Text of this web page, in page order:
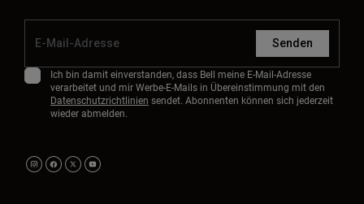
Senden
Ich bin damit einverstanden, dass Bell meine E-Mail-Adresse
verarbeitet und mir Werbe-E-Mails in Übereinstimmung mit den
Datenschutzrichtlinien sendet. Abonnenten können sich jederzeit
wieder abmelden.